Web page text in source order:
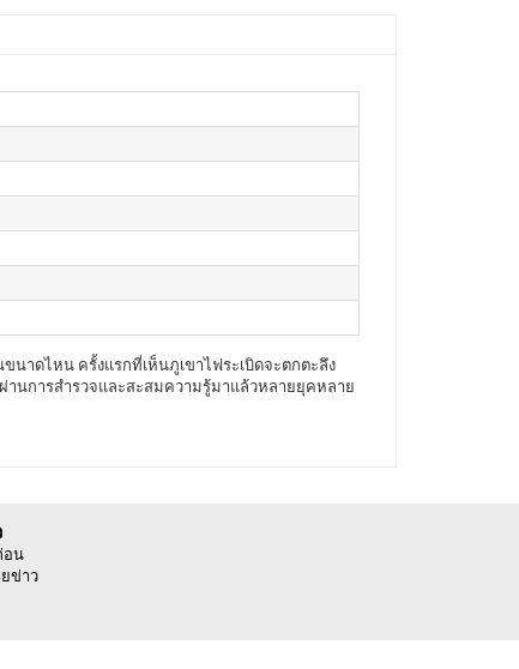
นาดไหน ครั้งแรกที่เห็นภูเขาไฟระเบิดจะตกตะลึง
านการสำรวจและสะสมความรู้มาแล้วหลายยุคหลาย
อน
ข่าว